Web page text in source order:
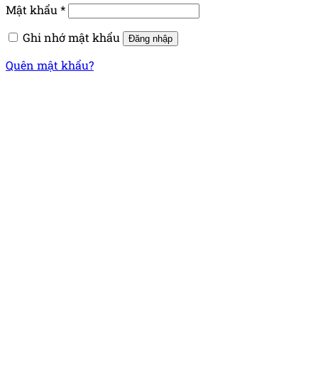
Mật khẩu*
Ghi nhớ mật khẩu
Đăng nhập
Quên mật khẩu?